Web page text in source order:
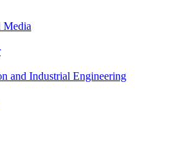
Media
and Industrial Engineering